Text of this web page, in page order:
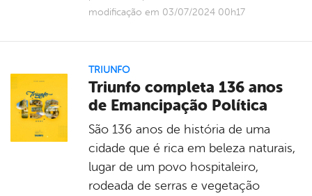
modificação em 03/07/2024 00h17
TRIUNFO
Triunfo completa 136 anos
de Emancipação Política
São 136 anos de história de uma
cidade que é rica em beleza naturais,
lugar de um povo hospitaleiro,
rodeada de serras e vegetação